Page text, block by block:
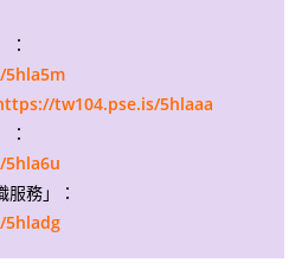
：
tw104.pse.is/5hlaaa
：
務」：
5hladg